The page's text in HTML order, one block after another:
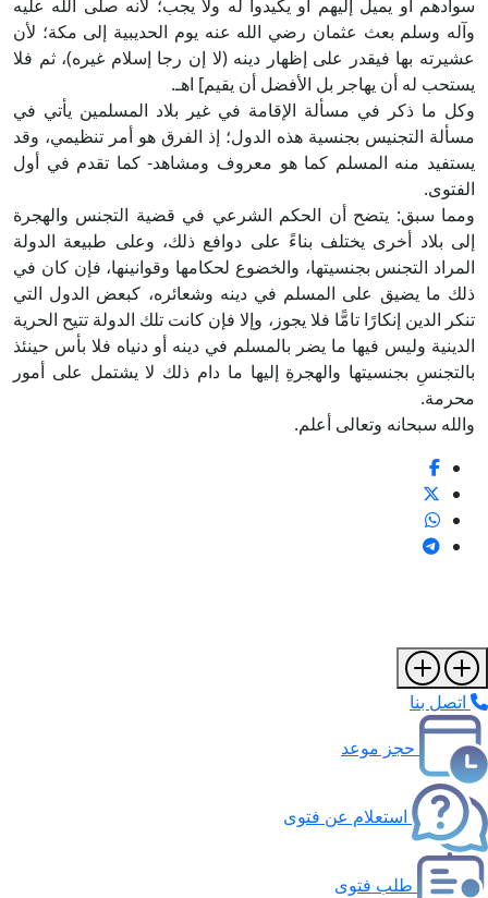
سوادهم أو يميل إليهم أو يكيدوا له ولا يجب؛ لأنه صلى الله عليه
وآله وسلم بعث عثمان رضي الله عنه يوم الحديبية إلى مكة؛ لأن
عشيرته بها فيقدر على إظهار دينه (لا إن رجا إسلام غيره)، ثم فلا
يستحب له أن يهاجر بل الأفضل أن يقيم] اهـ.
وكل ما ذكر في مسألة الإقامة في غير بلاد المسلمين يأتي في
مسألة التجنيس بجنسية هذه الدول؛ إذ الفرق هو أمر تنظيمي، وقد
يستفيد منه المسلم كما هو معروف ومشاهد- كما تقدم في أول
الفتوى.
ومما سبق: يتضح أن الحكم الشرعي في قضية التجنس والهجرة
إلى بلاد أخرى يختلف بناءً على دوافع ذلك، وعلى طبيعة الدولة
المراد التجنس بجنسيتها، والخضوع لحكامها وقوانينها، فإن كان في
ذلك ما يضيق على المسلم في دينه وشعائره، كبعض الدول التي
تنكر الدين إنكارًا تامًّا فلا يجوز، وإلا فإن كانت تلك الدولة تتيح الحرية
الدينية وليس فيها ما يضر بالمسلم في دينه أو دنياه فلا بأس حينئذ
بالتجنسِ بجنسيتها والهجرةِ إليها ما دام ذلك لا يشتمل على أمور
محرمة.
والله سبحانه وتعالى أعلم.
اتصل بنا
حجز موعد
استعلام عن فتوى
طلب فتوى